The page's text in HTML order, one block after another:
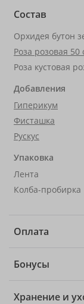
Состав
Орхидея бутон
Роза розовая 50
Роза кустовая
Добавления
Гиперикум
Фисташка
Рускус
Упаковка
Лента
Колба-пробирка
Оплата
Бонусы
Хранение и